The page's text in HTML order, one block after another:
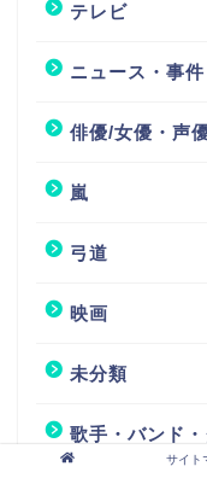
テレビ
ニュース・事件
俳優/女優・声
嵐
弓道
映画
未分類
歌手・バンド
サイト